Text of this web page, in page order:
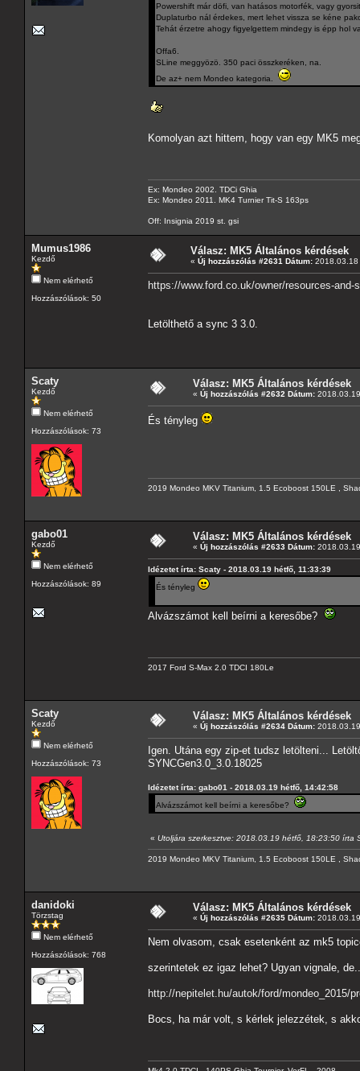
Powershift már döfi, van hatásos motorfék, vagy
Duplaturbo nál érdekes, mert lehet vissza se kéne
Tehát érzetre ahogy figyelgettem mindegy is épp hol
Offa6.
SLine meggyözö. 350 paci összkeréken, na.
De az+ nem Mondeo kategoria.
Komolyan azt hittem, hogy van egy MK5
Ex: Mondeo 2002. TDCi Ghia
Ex: Mondeo 2011. MK4 Turnier Tit-S 163ps
Off: Insignia 2019 st. gsi
Mumus1986
Kezdő
Nem elérhető
Hozzászólások: 50
Válasz: MK5 Általános kérdések
« Új hozzászólás #2631 Dátum:
https://www.ford.co.uk/owner/resources-
Letölthető a sync 3 3.0.
Scaty
Kezdő
Nem elérhető
Hozzászólások: 73
Válasz: MK5 Általános kérdések
« Új hozzászólás #2632 Dátum:
És tényleg
2019 Mondeo MKV Titanium, 1.5 Ecoboost 150LE ,
gabo01
Kezdő
Nem elérhető
Hozzászólások: 89
Válasz: MK5 Általános kérdések
« Új hozzászólás #2633 Dátum:
Idézetet írta: Scaty - 2018.03.19 hétfő, 11:33:39
És tényleg
Alvázszámot kell beírni a keresőbe?
2017 Ford S-Max 2.0 TDCI 180Le
Scaty
Kezdő
Nem elérhető
Hozzászólások: 73
Válasz: MK5 Általános kérdések
« Új hozzászólás #2634 Dátum:
Igen. Utána egy zip-et tudsz letölteni...
SYNCGen3.0_3.0.18025
Idézetet írta: gabo01 - 2018.03.19 hétfő, 14:42:58
Alvázszámot kell beírni a keresőbe?
« Utoljára szerkesztve: 2018.03.19 hétfő, 18:23:50 írta
2019 Mondeo MKV Titanium, 1.5 Ecoboost 150LE ,
danidoki
Törzstag
Nem elérhető
Hozzászólások: 768
Válasz: MK5 Általános kérdések
« Új hozzászólás #2635 Dátum:
Nem olvasom, csak esetenként az mk5
szerintetek ez igaz lehet? Ugyan vignale,
http://nepitelet.hu/autok/ford/mondeo_2015/
Bocs, ha már volt, s kérlek jelezzétek, s